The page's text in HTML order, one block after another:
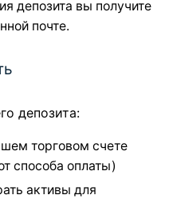
депозита вы получите
почте.
депозита:
торговом счете
способа оплаты)
активы для